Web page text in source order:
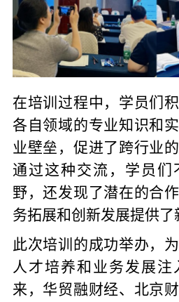
在培训过程中，学员们
各自领域的专业知识和
业壁垒，促进了跨行业
通过这种交流，学员们
野，还发现了潜在的合
务拓展和创新发展提供了
此次培训的成功举办，
人才培养和业务发展注
来，华贸融财经、北京